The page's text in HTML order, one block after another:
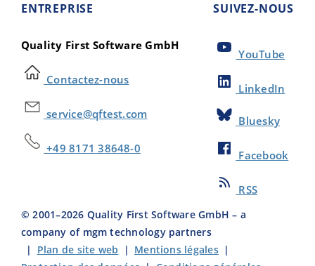
ENTREPRISE
Quality First Software GmbH
Contactez-nous
service@qftest.com
+49 8171 38648-0
SUIVEZ-NOUS
YouTube
LinkedIn
Bluesky
Facebook
RSS
© 2001–2026 Quality First Software GmbH – a
company of mgm technology partners
| Plan de site web | Mentions légales|